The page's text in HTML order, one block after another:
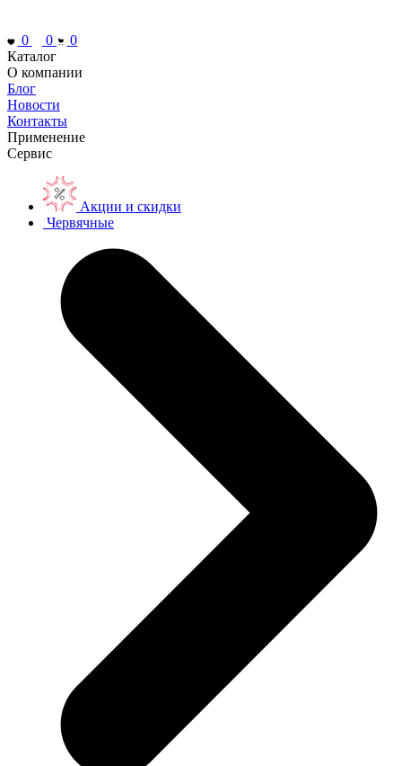
0 0
0
Каталог
О компании
Блог
Новости
Контакты
Применение
Сервис
Акции и скидки
Червячные